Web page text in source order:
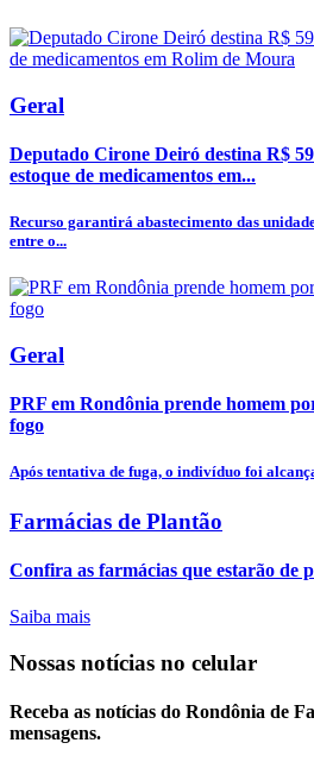
Geral
Deputado Cirone Deiró destina R$
estoque de medicamentos em...
Recurso garantirá abastecimento das
entre o...
Geral
PRF em Rondônia prende homem
fogo
Após tentativa de fuga, o indivíduo foi
Farmácias de Plantão
Confira as farmácias que estarão de
Saiba mais
Nossas notícias no celular
Receba as notícias do Rondônia de
mensagens.